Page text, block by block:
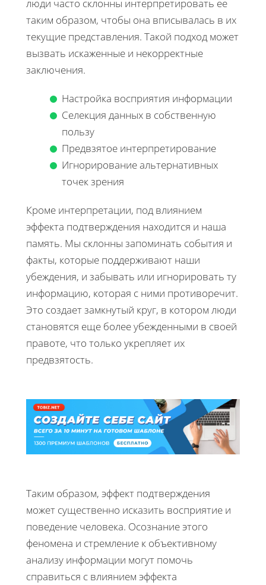
люди часто склонны интерпретировать ее
таким образом, чтобы она вписывалась в их
текущие представления. Такой подход может
вызвать искаженные и некорректные
заключения.
Настройка восприятия информации
Селекция данных в собственную
пользу
Предвзятое интерпретирование
Игнорирование альтернативных
точек зрения
Кроме интерпретации, под влиянием
эффекта подтверждения находится и наша
память. Мы склонны запоминать события и
факты, которые поддерживают наши
убеждения, и забывать или игнорировать ту
информацию, которая с ними противоречит.
Это создает замкнутый круг, в котором люди
становятся еще более убежденными в своей
правоте, что только укрепляет их
предвзятость.
Таким образом, эффект подтверждения
может существенно исказить восприятие и
поведение человека. Осознание этого
феномена и стремление к объективному
анализу информации могут помочь
справиться с влиянием эффекта